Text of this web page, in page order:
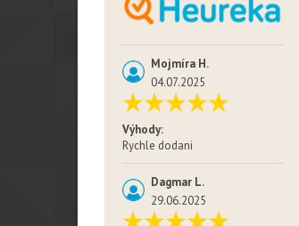
Mojmíra H.
04.07.2025
Výhody:
Rychle dodani
Dagmar L.
29.06.2025